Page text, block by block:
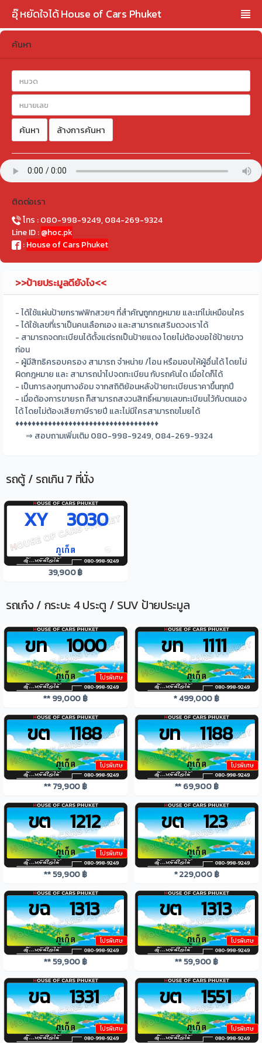
อุ๊ หยัดใจได้ House of Cars Phuket
ค้นหา
ค้นหา ล้างการค้นหา
ติดต่อเรา
โทร : 080-998-9249, 084-269-9324
Line ID :@hoc.pk
:House of Cars Phuket
>>ป้ายประมูลดียังไง<<
- ได้ใช้แผ่นป้ายกราฟฟิกสวยๆ ที่สำคัญถูกกฏหมาย และเท่ไม่เหมือนใคร
- ได้ใช้เลขที่เราเป็นคนเลือกเอง และสามารถเสริมดวงเราได้
- สามารถจดทะเบียนได้ตั้งแต่รถเป็นป้ายแดง โดยไม่ต้องขอใช้ป้ายขาว
ก่อน
- ผู้มีสิทธิครอบครอง สามารถ จำหน่าย /โอน หรือมอบให้ผู้อื่นได้ โดยไม่
ผิดกฎหมาย และ สามารถนำไปจดทะเบียน กับรถคันใด เมื่อใดก็ได้
- เป็นการลงทุนทางอ้อม จากสถิติย้อนหลังป้ายทะเบียนราคาขึ้นทุกปี
- เมื่อต้องการขายรถ ก็สามารถสงวนสิทธิ์หมายเลขทะเบียนไว้กับตนเอง
ได้ โดยไม่ต้องเสียภาษีรายปี และไม่มีใครสามารถขโมยได้
♦♦♦♦♦♦♦♦♦♦♦♦♦♦♦♦♦♦♦♦♦♦♦♦♦♦♦♦♦♦♦♦♦♦♦
⇒ สอบถามเพิ่มเติม 080-998-9249, 084-269-9324
รถตู้ / รถเกิน 7 ที่นั่ง
XY 3030
39,900 ฿
รถเก๋ง / กระบะ 4 ประตู / SUV ป้ายประมูล
โปรพิเศษ
ขท 1000
** 99,000 ฿
ขท 1111
* 499,000 ฿
โปรพิเศษ
ขต 1188
** 79,900 ฿
โปรพิเศษ
ขท 1188
** 69,900 ฿
โปรพิเศษ
ขต 1212
** 59,900 ฿
ขต 123
* 229,000 ฿
โปรพิเศษ
ขฉ 1313
** 59,900 ฿
โปรพิเศษ
ขต 1313
** 59,900 ฿
โปรพิเศษ
ขฉ 1331
โปรพิเศษ
ขต 1551